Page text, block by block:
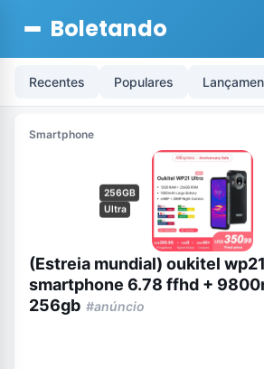
Boletando
Recentes Populares
Smartphone
256GB
Ultra
(Estreia mundial) oukitel
smartphone 6.78 ffhd +
256gb #anúncio